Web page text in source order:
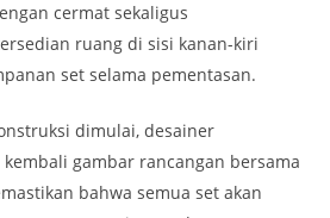
cermat sekaligus
ruang di sisi kanan-kiri
set selama pementasan.
dimulai, desainer
gambar rancangan bersama
bahwa semua set akan